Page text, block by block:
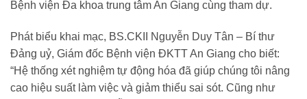
Bệnh viện Đa khoa trung tâm An Giang cùng tham dự.
Phát biểu khai mạc, BS.CKII Nguyễn Duy Tân – Bí thư
Đảng uỷ, Giám đốc Bệnh viện ĐKTT An Giang cho biết:
“Hệ thống xét nghiệm tự động hóa đã giúp chúng tôi nâng
cao hiệu suất làm việc và giảm thiểu sai sót. Cũng như